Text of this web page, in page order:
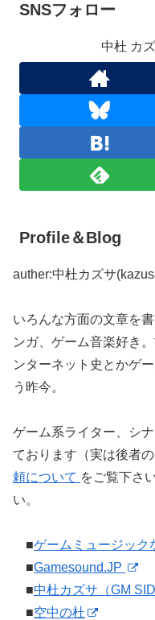
SNSフォロー
中杜 カ
Profile＆Blog
auther:中杜カズサ
いろんな方面の文章を
ンガ、ゲーム音楽好き
ンターネット史とかゲ
う昨今。
ゲーム系ライター、シ
ております（実は後者
頼について をご覧下さ
い。
■ゲームミュージック
■Gamesound.JP
■中杜カズサ（GM
■空中の杜